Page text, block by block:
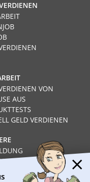
VON
AUS
GELD VERDIENEN